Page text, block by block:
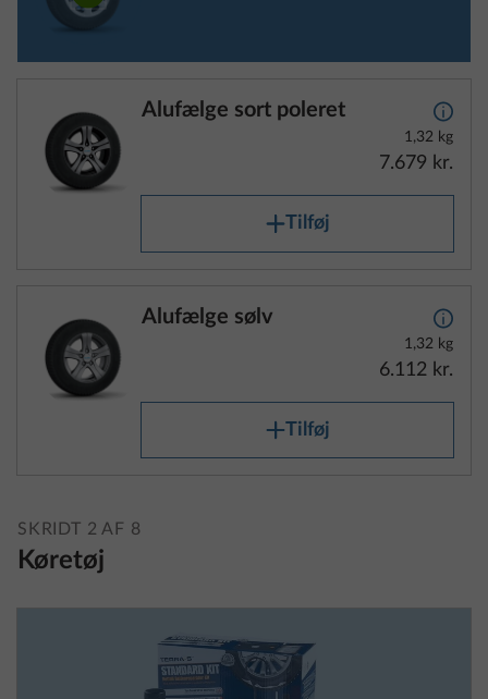
Alufælge sort poleret
1,32 kg
7.679 kr.
Tilføj
Alufælge sølv
1,32 kg
6.112 kr.
Tilføj
SKRIDT 2 AF 8
Køretøj